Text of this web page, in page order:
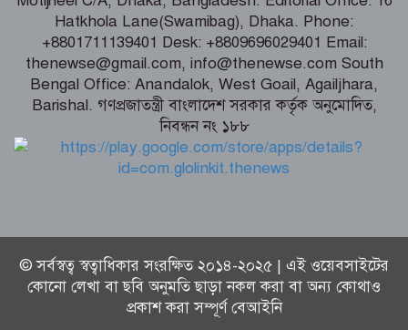
আলোচিত কনটেন্ট ক্রিয়েটর রিপন মিয়া
গ্রেফতার
বিনামূল্যে চ্যাটজিপিটি ব্যবহারকারীদের জন্য
বড় সুখবর
Hatkhola Lane(Swamibag), Dhaka. Phone:
+8801711139401 Desk: +8809696029401 Email:
thenewse@gmail.com, info@thenewse.com South
Bengal Office: Anandalok, West Goail, Agailjhara,
Barishal. গণপ্রজাতন্ত্রী বাংলাদেশ সরকার কর্তৃক অনুমোদিত,
নিবন্ধন নং ১৮৮
© সর্বস্বত্ব স্বত্বাধিকার সংরক্ষিত ২০১৪-২০২৫ | এই ওয়েবসাইটের
কোনো লেখা বা ছবি অনুমতি ছাড়া নকল করা বা অন্য কোথাও
প্রকাশ করা সম্পূর্ণ বেআইনি